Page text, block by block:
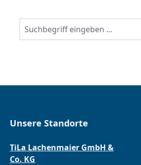
Unsere Standorte
TiLa Lachenmaier GmbH &
Co. KG